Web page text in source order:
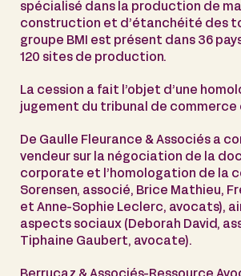
spécialisé dans la production de
construction et d’étanchéité des
groupe BMI est présent dans 36
120 sites de production.
La cession a fait l’objet d’une
jugement du tribunal de commerce
De Gaulle Fleurance & Associés a
vendeur sur la négociation de la
corporate et l’homologation de la
Sorensen, associé, Brice Mathieu,
et Anne-Sophie Leclerc, avocats),
aspects sociaux (Deborah David,
Tiphaine Gaubert, avocate).